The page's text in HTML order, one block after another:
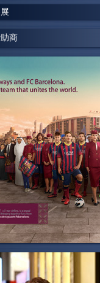
商